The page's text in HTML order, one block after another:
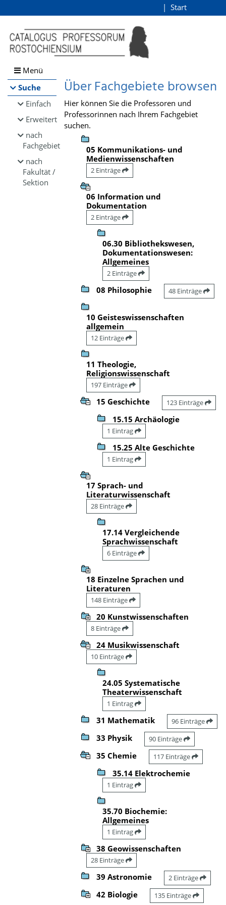
Browsen
direkt zum Inhalt
Start
Menü
Suche
Einfach
Erweitert
nach
Fachgebiet
nach
Fakultät /
Sektion
Über Fachgebiete browsen
Hier können Sie die Professoren und
Professorinnen nach Ihrem Fachgebiet
suchen.
05 Kommunikations- und
Medienwissenschaften
2 Einträge
06 Information und
Dokumentation
2 Einträge
06.30 Bibliothekswesen,
Dokumentationswesen:
Allgemeines
2 Einträge
08 Philosophie 48 Einträge
10 Geisteswissenschaften
allgemein
12 Einträge
11 Theologie,
Religionswissenschaft
197 Einträge
15 Geschichte 123 Einträge
15.15 Archäologie
1 Eintrag
15.25 Alte Geschichte
1 Eintrag
17 Sprach- und
Literaturwissenschaft
28 Einträge
17.14 Vergleichende
Sprachwissenschaft
6 Einträge
18 Einzelne Sprachen und
Literaturen
148 Einträge
20 Kunstwissenschaften
8 Einträge
24 Musikwissenschaft
10 Einträge
24.05 Systematische
Theaterwissenschaft
1 Eintrag
31 Mathematik 96 Einträge
33 Physik 90 Einträge
35 Chemie 117 Einträge
35.14 Elektrochemie
1 Eintrag
35.70 Biochemie:
Allgemeines
1 Eintrag
38 Geowissenschaften
28 Einträge
39 Astronomie 2 Einträge
42 Biologie 135 Einträge